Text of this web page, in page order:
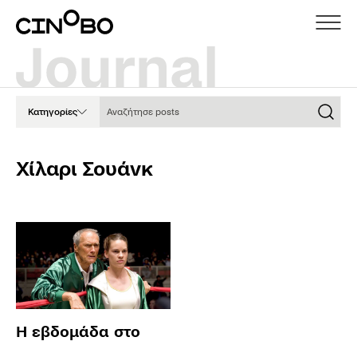
Κατηγορίες
Χίλαρι Σουάνκ
Η εβδομάδα στο